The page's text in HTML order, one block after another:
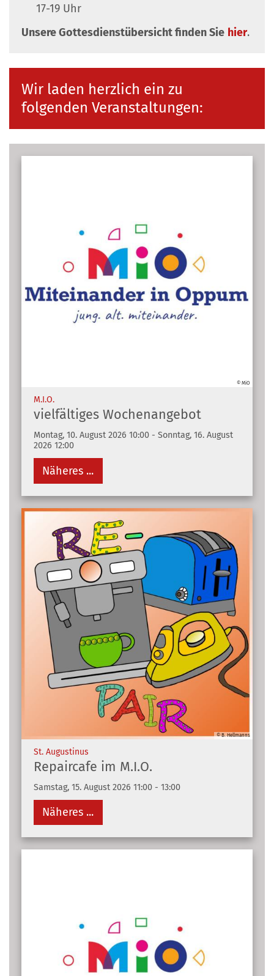
17-19 Uhr
Unsere Gottesdienstübersicht finden Sie hier.
Wir laden herzlich ein zu
folgenden Veranstaltungen:
© MiO
M.I.O.:
vielfältiges Wochenangebot
Montag, 10. August 2026 10:00 - Sonntag, 16. August
2026 12:00
Näheres ...
© B. Hellmanns
St. Augustinus
Repaircafe im M.I.O.
Samstag, 15. August 2026 11:00 - 13:00
Näheres ...